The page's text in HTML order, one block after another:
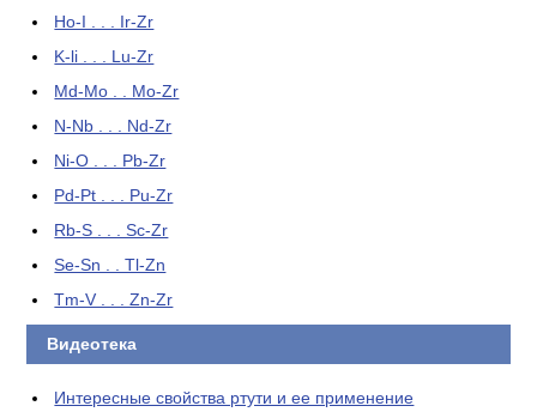
Ho-I . . . Ir-Zr
K-li . . . Lu-Zr
Md-Mo . . Mo-Zr
N-Nb . . . Nd-Zr
Ni-O . . . Pb-Zr
Pd-Pt . . . Pu-Zr
Rb-S . . . Sc-Zr
Se-Sn . . Tl-Zn
Tm-V . . . Zn-Zr
Видеотека
Интересные свойства ртути и ее применение